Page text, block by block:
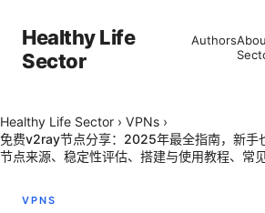
Healthy Life
Sector
Authors
Healthy Life Sector › VPNs ›
免费v2ray节点分享：2025年最全指南，新手
节点来源、稳定性评估、搭建与使用教程、常
VPNS